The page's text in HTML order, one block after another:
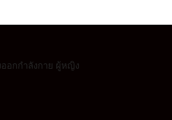
ออกกำลังกาย ผู้หญิง